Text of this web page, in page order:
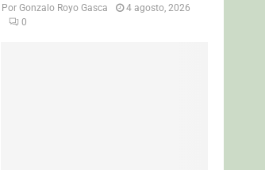
PorGonzalo Royo Gasca
4 agosto, 2026
0